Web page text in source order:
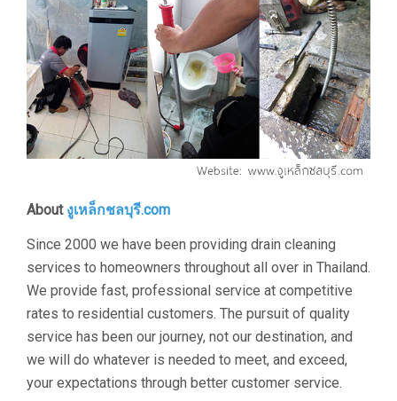
About งูเหล็กชลบุรี.com
Since 2000 we have been providing drain cleaning
services to homeowners throughout all over in Thailand.
We provide fast, professional service at competitive
rates to residential customers. The pursuit of quality
service has been our journey, not our destination, and
we will do whatever is needed to meet, and exceed,
your expectations through better customer service.